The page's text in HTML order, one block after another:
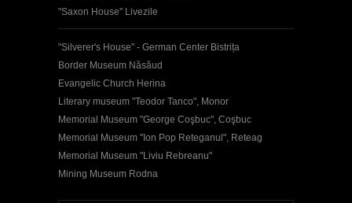
"Saxon House" Livezile
"Silverer's House" - German Center Bistrița
Border Museum Năsăud
Evangelic Church Herina
Literary museum "Teodor Tanco", Monor
Memorial Museum "George Coşbuc", Coşbuc
Memorial Museum "Ion Pop Reteganul", Reteag
Memorial Museum "Liviu Rebreanu"
Mining Museum Rodna